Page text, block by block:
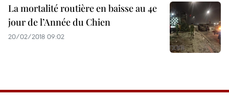
La mortalité routière en baisse au 4e
jour de l’Année du Chien
20/02/2018 09:02